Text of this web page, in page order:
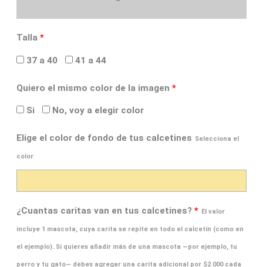
Talla *
37 a 40 41 a 44
Quiero el mismo color de la imagen *
Si No, voy a elegir color
Elige el color de fondo de tus calcetines Selecciona el
color
¿Cuantas caritas van en tus calcetines? * El valor
incluye 1 mascota, cuya carita se repite en todo el calcetín (como en
el ejemplo). Si quieres añadir más de una mascota —por ejemplo, tu
perro y tu gato— debes agregar una carita adicional por $2.000 cada